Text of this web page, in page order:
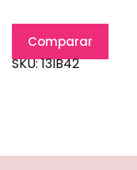
Comparar
SKU:13IB42